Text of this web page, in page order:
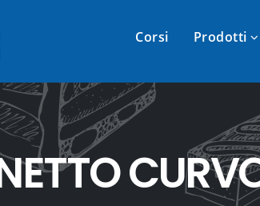
Corsi Prodotti